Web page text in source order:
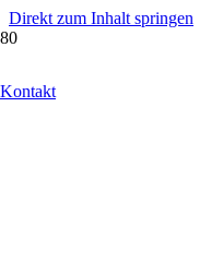
Direkt zum Inhalt springen
Kontakt